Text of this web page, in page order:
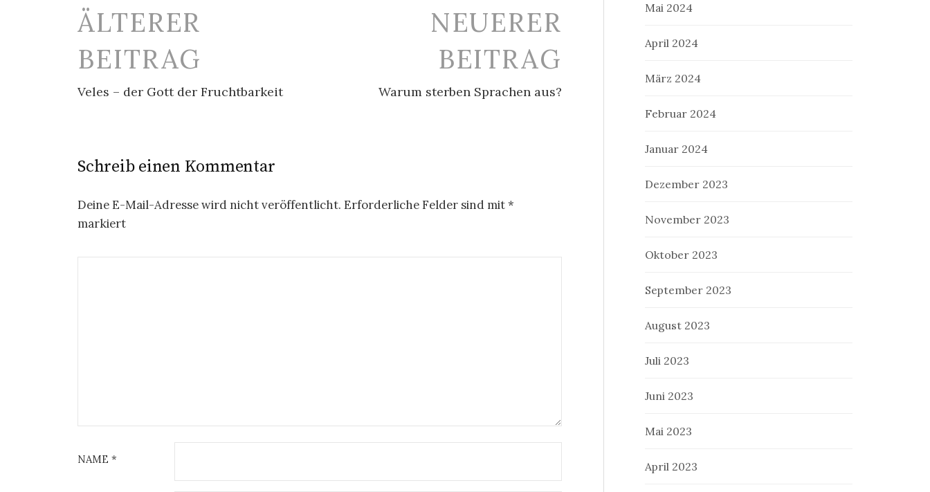
Beitrags-
Navigation
ÄLTERER
BEITRAG
Veles – der Gott der Fruchtbarkeit
NEUERER
BEITRAG
Warum sterben Sprachen aus?
Schreib einen Kommentar
Deine E-Mail-Adresse wird nicht veröffentlicht. Erforderliche Felder sind mit*
markiert
NAME *
Mai 2024
April 2024
März 2024
Februar 2024
Januar 2024
Dezember 2023
November 2023
Oktober 2023
September 2023
August 2023
Juli 2023
Juni 2023
Mai 2023
April 2023